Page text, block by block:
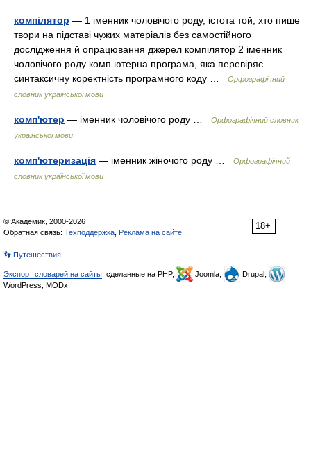
компілятор — 1 іменник чоловічого роду, істота той, хто пише
твори на підставі чужих матеріалів без самостійного
дослідження й опрацювання джерел компілятор 2 іменник
чоловічого роду комп ютерна програма, яка перевіряє
синтаксичну коректність програмного коду …
Орфографічний
словник української мови
комп'ютер — іменник чоловічого роду …
Орфографічний словник
української мови
комп'ютеризація — іменник жіночого роду …
Орфографічний
словник української мови
18+
© Академик, 2000-2026
Обратная связь: Техподдержка Реклама на сайте
👣 Путешествия
Экспорт словарей на сайты , сделанные на PHP, Joomla,
Drupal,
WordPress, MODx.